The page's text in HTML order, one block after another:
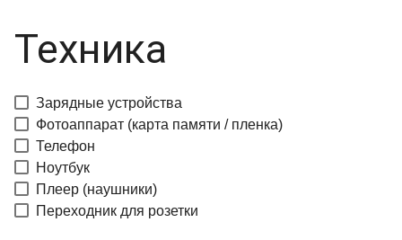
Техника
Зарядные устройства
Фотоаппарат (карта памяти / пленка)
Телефон
Ноутбук
Плеер (наушники)
Переходник для розетки